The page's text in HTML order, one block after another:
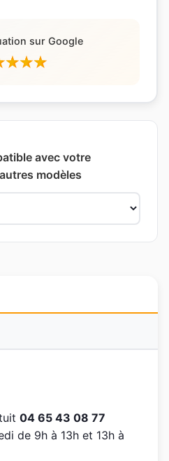
sur Google
avec votre
modèles
04 65 43 08 77
de 9h à 13h et 13h à